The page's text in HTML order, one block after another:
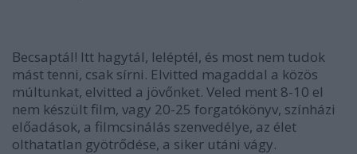
Becsaptál! Itt hagytál, leléptél, és most nem tudok
mást tenni, csak sírni. Elvitted magaddal a közös
múltunkat, elvitted a jövőnket. Veled ment 8-10 el
nem készült film, vagy 20-25 forgatókönyv, színházi
előadások, a filmcsinálás szenvedélye, az élet
olthatatlan gyötrődése, a siker utáni vágy.